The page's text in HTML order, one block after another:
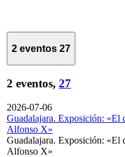
2 eventos 27
2 eventos, 27
2026-07-06
Guadalajara. Exposición: «El
Alfonso X»
Guadalajara. Exposición: «El
Alfonso X»